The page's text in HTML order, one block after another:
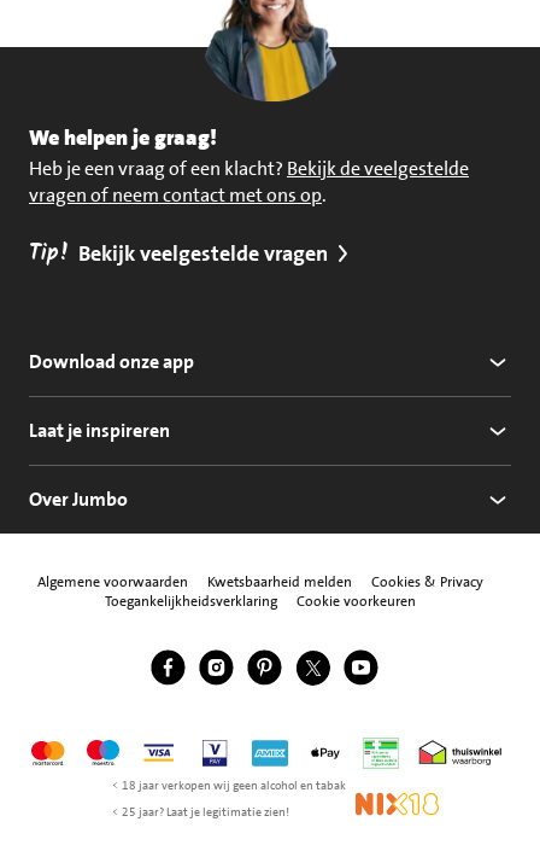
We helpen je graag!
Heb je een vraag of een klacht? Bekijk de veelgestelde
vragen of neem contact met ons op.
Tip! Bekijk veelgestelde vragen
Download onze app
Laat je inspireren
Over Jumbo
Algemene voorwaarden Kwetsbaarheid melden
Cookies & Privacy
Toegankelijkheidsverklaring
Cookie voorkeuren
Volg ons
Jumbo Facebook
Jumbo Instagram
Jumbo Pinterest
Jumbo Twitter
Jumbo YouTube
MastercardMaestroVisa Vpay American Express
Apple Pay Thuiswinkel
< 18 jaar verkopen wij geen alcohol en tabak
< 25 jaar? Laat je legitimatie zien!
NIX18